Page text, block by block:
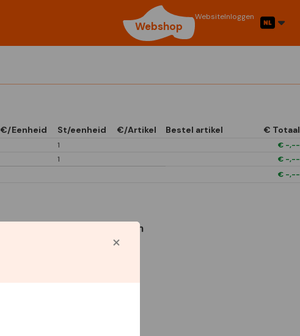
Webshop
WebsiteInloggen
€/Eenheid St/eenheid €/Artikel Bestel artikel € Totaal
1 € -,--
1 € -,--
€ -,--
Gebruikte symbolen